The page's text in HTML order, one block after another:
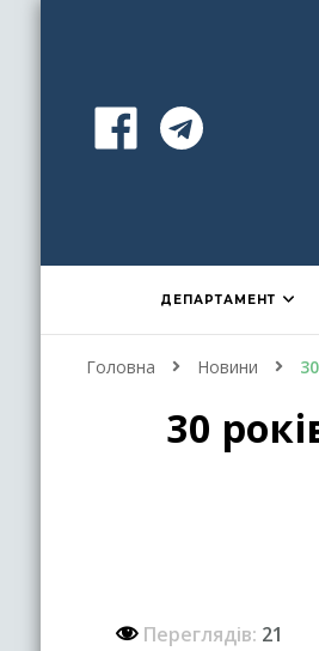
ДЕПАРТАМЕНТ
Головна Новини
30
Переглядів: 21